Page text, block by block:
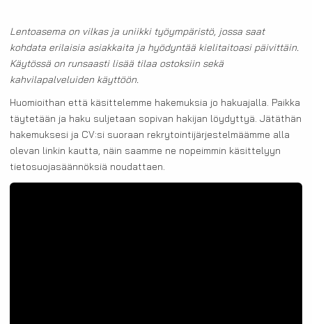
Lentoasema on vilkas ja uniikki työympäristö, jossa saat
kohdata erilaisia asiakkaita ja hyödyntää kielitaitoasi päivittäin.
Käytössä on runsaasti lisää tilaa ostoksiin sekä
kahvilapalveluiden käyttöön.
Huomioithan että käsittelemme hakemuksia jo hakuajalla. Paikka
täytetään ja haku suljetaan sopivan hakijan löydyttyä. Jätäthän
hakemuksesi ja CV:si suoraan rekrytointijärjestelmäämme alla
olevan linkin kautta, näin saamme ne nopeimmin käsittelyyn
tietosuojasäännöksiä noudattaen.